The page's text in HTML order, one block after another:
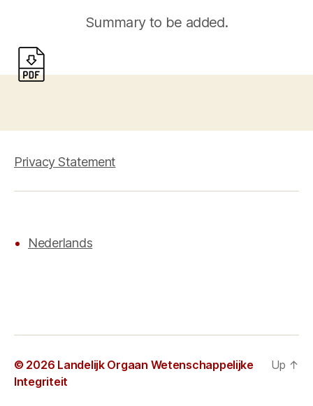
Summary to be added.
Privacy Statement
Nederlands
© 2026 Landelijk Orgaan Wetenschappelijke
Integriteit
Up ↑